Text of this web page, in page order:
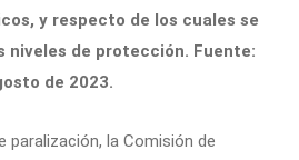
y respecto de los cuales se
de protección. Fuente:
de 2023.
paralización, la Comisión de